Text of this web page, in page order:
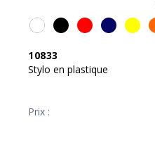
10833
Stylo en plastique
Prix :